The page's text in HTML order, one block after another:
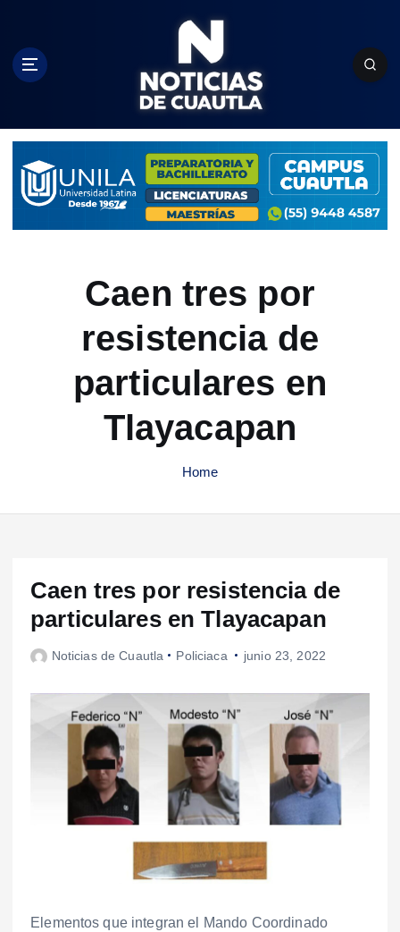
c
Caen tres por
resistencia de
particulares en
Tlayacapan
Home
Caen tres por resistencia de
particulares en Tlayacapan
Noticias de Cuautla Policiaca junio 23, 2022
Elementos que integran el Mando Coordinado